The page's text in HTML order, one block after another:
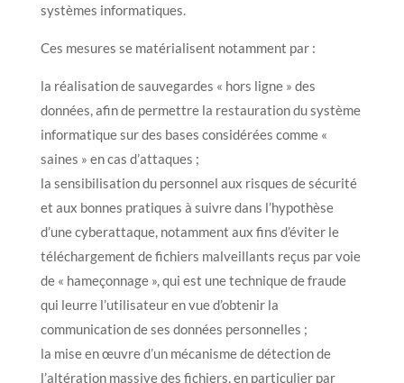
systèmes informatiques.
Ces mesures se matérialisent notamment par :
la réalisation de sauvegardes « hors ligne » des
données, afin de permettre la restauration du système
informatique sur des bases considérées comme «
saines » en cas d’attaques ;
la sensibilisation du personnel aux risques de sécurité
et aux bonnes pratiques à suivre dans l’hypothèse
d’une cyberattaque, notamment aux fins d’éviter le
téléchargement de fichiers malveillants reçus par voie
de « hameçonnage », qui est une technique de fraude
qui leurre l’utilisateur en vue d’obtenir la
communication de ses données personnelles ;
la mise en œuvre d’un mécanisme de détection de
l’altération massive des fichiers, en particulier par